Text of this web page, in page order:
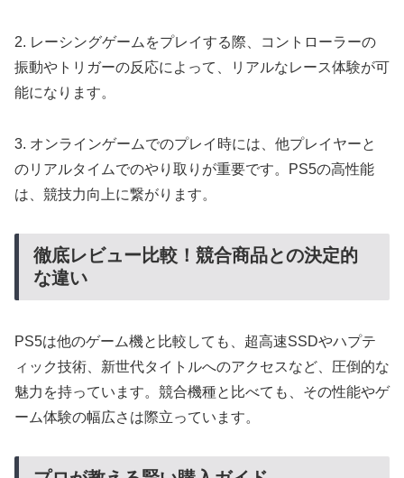
2. レーシングゲームをプレイする際、コントローラーの
振動やトリガーの反応によって、リアルなレース体験が可
能になります。
3. オンラインゲームでのプレイ時には、他プレイヤーと
のリアルタイムでのやり取りが重要です。PS5の高性能
は、競技力向上に繋がります。
徹底レビュー比較！競合商品との決定的
な違い
PS5は他のゲーム機と比較しても、超高速SSDやハプテ
ィック技術、新世代タイトルへのアクセスなど、圧倒的な
魅力を持っています。競合機種と比べても、その性能やゲ
ーム体験の幅広さは際立っています。